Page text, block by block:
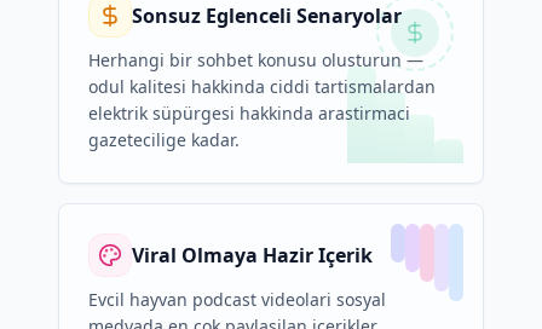
Sonsuz Eglenceli Senaryolar
Herhangi bir sohbet konusu olusturun —
odul kalitesi hakkinda ciddi tartismalardan
elektrik süpürgesi hakkinda arastirmaci
gazetecilige kadar.
Viral Olmaya Hazir Içerik
Evcil hayvan podcast videolari sosyal